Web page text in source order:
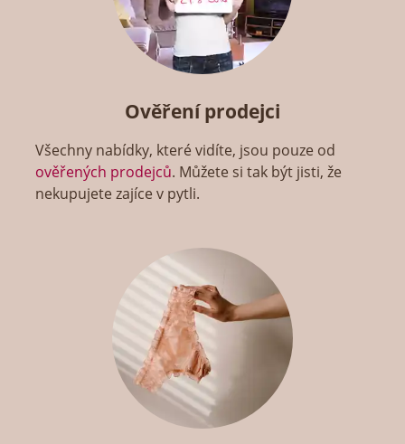
Ověření prodejci
Všechny nabídky, které vidíte, jsou pouze od
ověřených prodejců. Můžete si tak být jisti, že
nekupujete zajíce v pytli.